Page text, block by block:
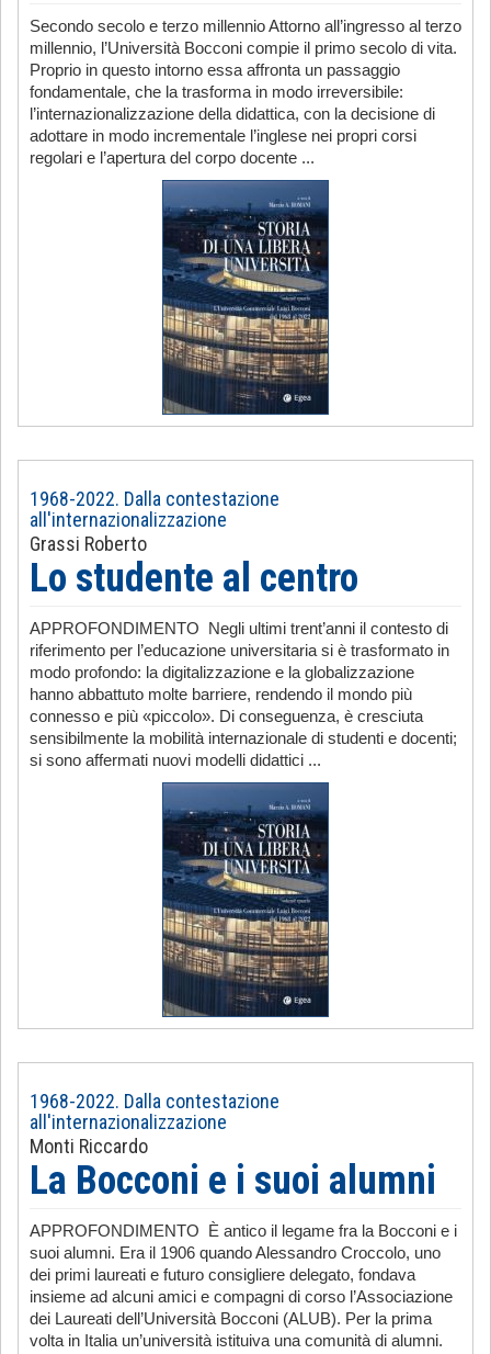
Secondo secolo e terzo millennio Attorno all’ingresso al terzo
millennio, l’Università Bocconi compie il primo secolo di vita.
Proprio in questo intorno essa affronta un passaggio
fondamentale, che la trasforma in modo irreversibile:
l’internazionalizzazione della didattica, con la decisione di
adottare in modo incrementale l’inglese nei propri corsi
regolari e l’apertura del corpo docente ...
1968-2022. Dalla contestazione
all'internazionalizzazione
Grassi Roberto
Lo studente al centro
APPROFONDIMENTO Negli ultimi trent’anni il contesto di
riferimento per l’educazione universitaria si è trasformato in
modo profondo: la digitalizzazione e la globalizzazione
hanno abbattuto molte barriere, rendendo il mondo più
connesso e più «piccolo». Di conseguenza, è cresciuta
sensibilmente la mobilità internazionale di studenti e docenti;
si sono affermati nuovi modelli didattici ...
1968-2022. Dalla contestazione
all'internazionalizzazione
Monti Riccardo
La Bocconi e i suoi alumni
APPROFONDIMENTO È antico il legame fra la Bocconi e i
suoi alumni. Era il 1906 quando Alessandro Croccolo, uno
dei primi laureati e futuro consigliere delegato, fondava
insieme ad alcuni amici e compagni di corso l’Associazione
dei Laureati dell’Università Bocconi (ALUB). Per la prima
volta in Italia un’università istituiva una comunità di alumni.